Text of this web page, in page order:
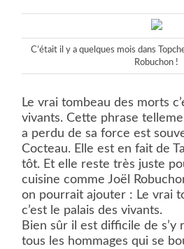
C’était il y a quelques mois dans
Robuchon !
Le vrai tombeau des morts
vivants. Cette phrase
a perdu de sa force est
Cocteau. Elle est en fait de
tôt. Et elle reste très juste
cuisine comme Joël
on pourrait ajouter : Le vrai
c’est le palais des vivants.
Bien sûr il est difficile de s’y
tous les hommages qui se